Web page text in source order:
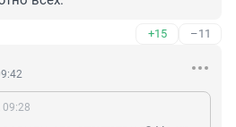
+15 –11